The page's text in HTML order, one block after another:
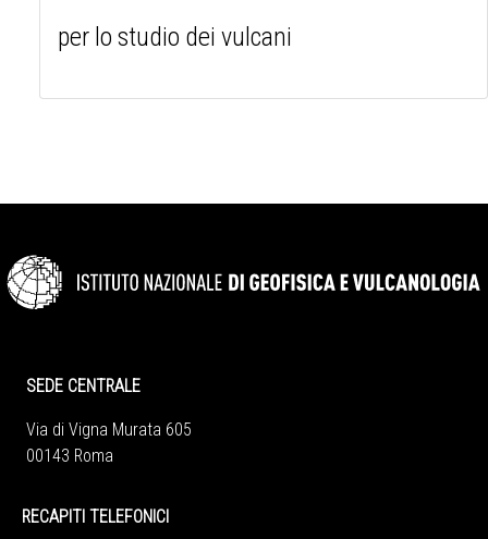
per lo studio dei vulcani
SEDE CENTRALE
Via di Vigna Murata 605
00143 Roma
RECAPITI TELEFONICI